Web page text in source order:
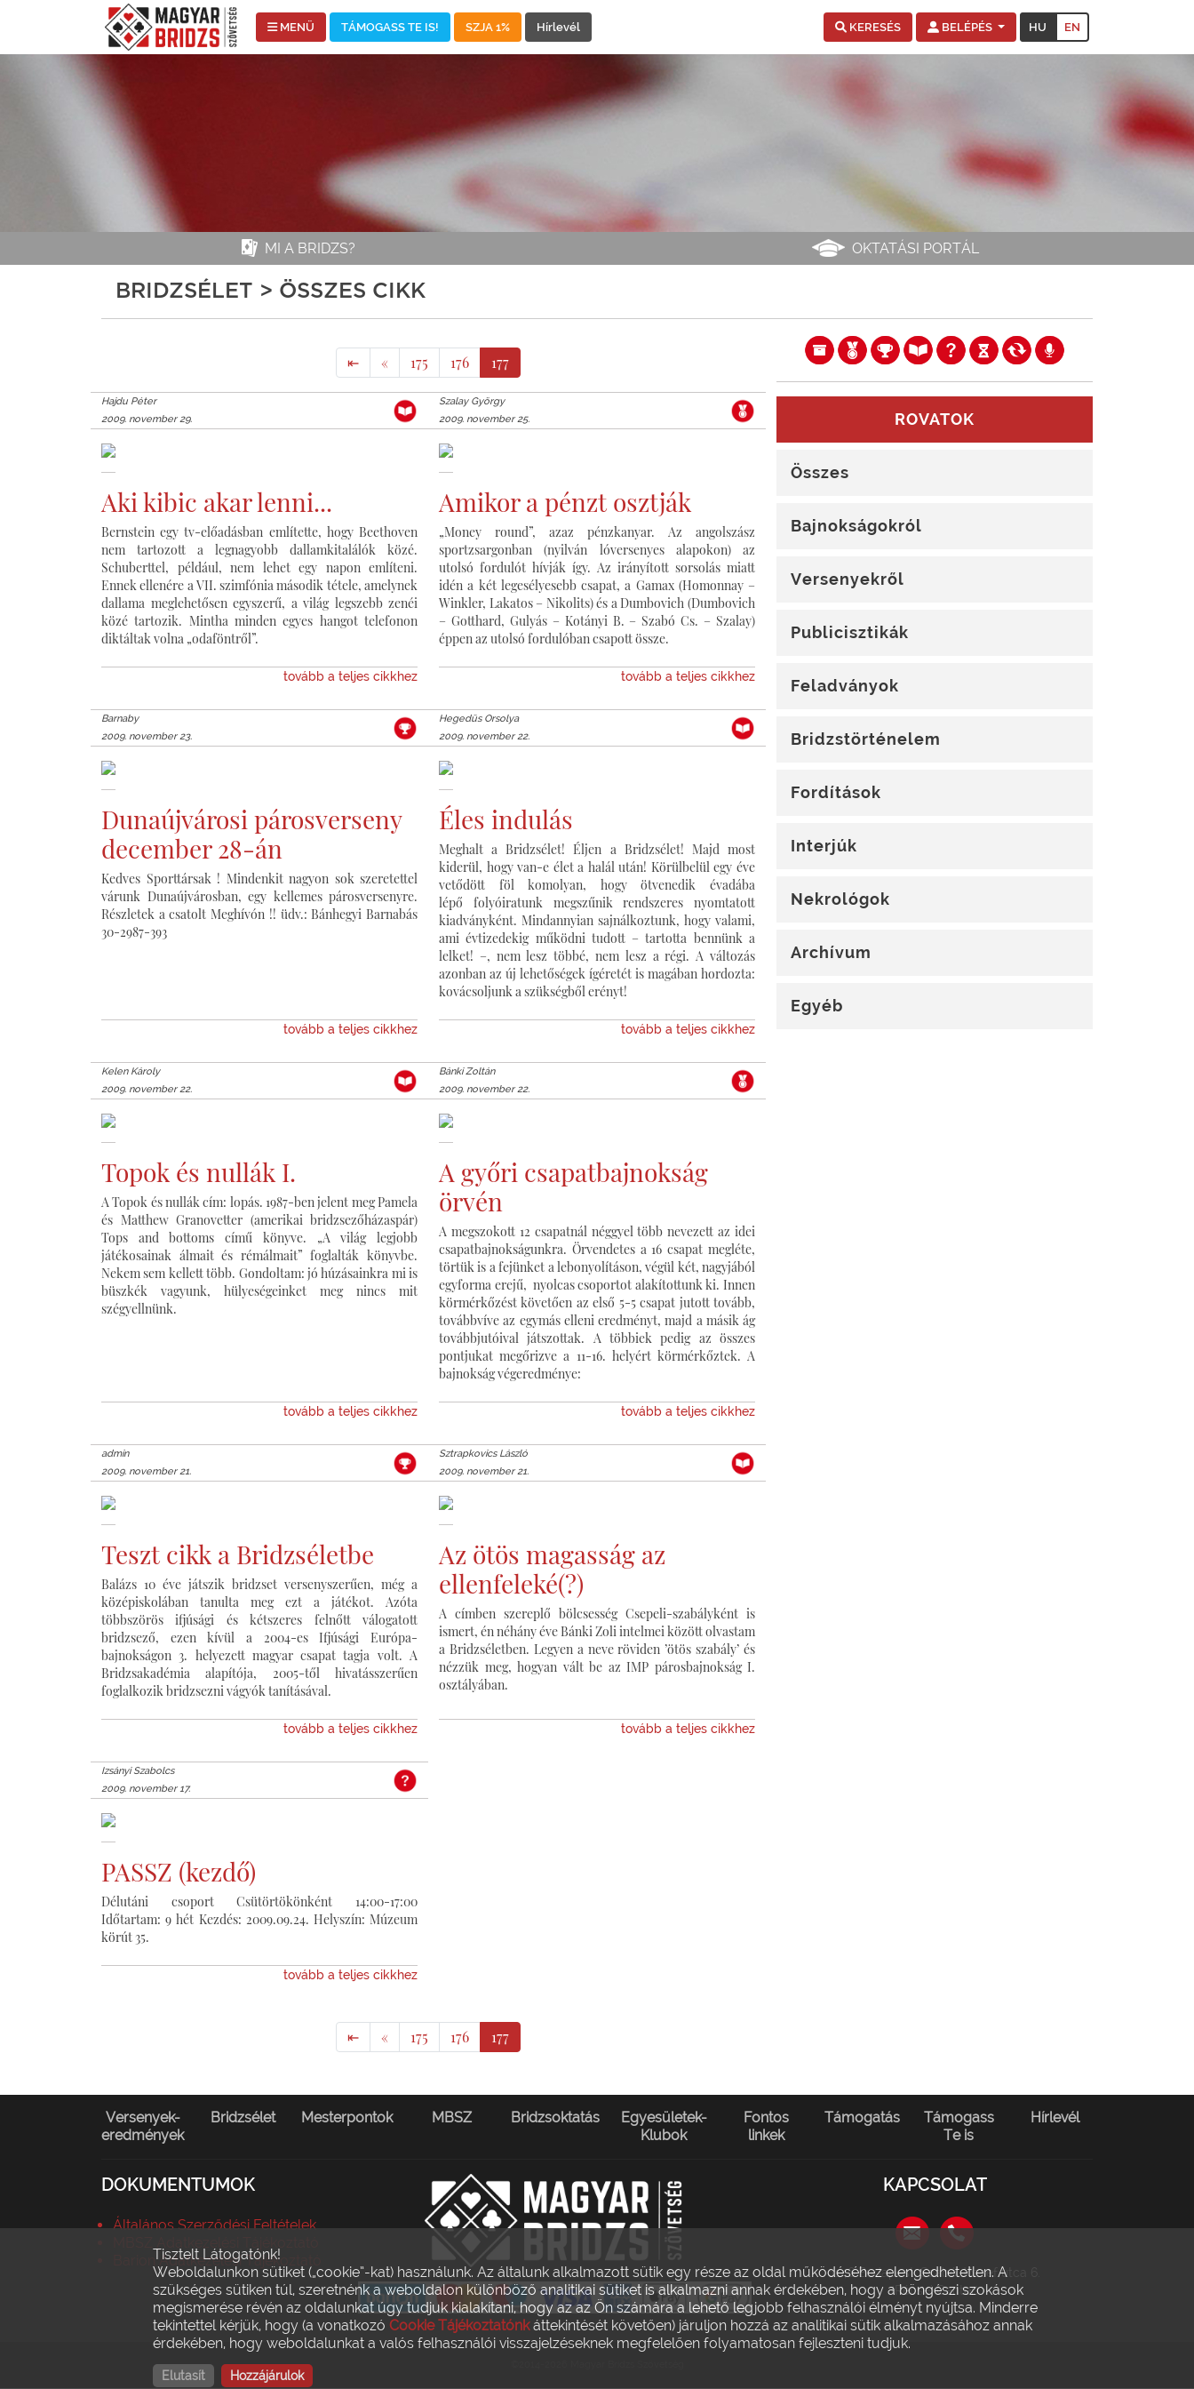
MENÜ TÁMOGASS TE IS! SZJA 1% Hírlevél KERESÉS BELÉPÉS HU EN
MI A BRIDZS? OKTATÁSI PORTÁL
BRIDZSÉLET > ÖSSZES CIKK
⇤ « 175 176 177
Hajdu Péter
2009. november 29.
Aki kibic akar lenni...
Bernstein egy tv-előadásban említette, hogy Beethoven
nem tartozott a legnagyobb dallamkitalálók közé.
Schuberttel, például, nem lehet egy napon említeni.
Ennek ellenére a VII. szimfónia második tétele, amelynek
dallama meglehetősen egyszerű, a világ legszebb zenéi
közé tartozik. Mintha minden egyes hangot telefonon
diktáltak volna „odaföntről”.
tovább a teljes cikkhez
Szalay György
2009. november 25.
Amikor a pénzt osztják
„Money round”, azaz pénzkanyar. Az angolszász
sportzsargonban (nyilván lóversenyes alapokon) az
utolsó fordulót hívják így. Az irányított sorsolás miatt
idén a két legesélyesebb csapat, a Gamax (Homonnay –
Winkler, Lakatos – Nikolits) és a Dumbovich (Dumbovich
– Gotthard, Gulyás – Kotányi B. – Szabó Cs. – Szalay)
éppen az utolsó fordulóban csapott össze.
tovább a teljes cikkhez
Barnaby
2009. november 23.
Dunaújvárosi párosverseny
december 28-án
Kedves Sporttársak ! Mindenkit nagyon sok szeretettel
várunk Dunaújvárosban, egy kellemes párosversenyre.
Részletek a csatolt Meghívón !! üdv.: Bánhegyi Barnabás
30-2987-393
tovább a teljes cikkhez
Hegedüs Orsolya
2009. november 22.
Éles indulás
Meghalt a Bridzsélet! Éljen a Bridzsélet! Majd most
kiderül, hogy van-e élet a halál után! Körülbelül egy éve
vetődött föl komolyan, hogy ötvenedik évadába
lépő folyóiratunk megszűnik rendszeres nyomtatott
kiadványként. Mindannyian sajnálkoztunk, hogy valami,
ami évtizedekig működni tudott – tartotta bennünk a
lelket! –, nem lesz többé, nem lesz a régi. A változás
azonban az új lehetőségek ígéretét is magában hordozta:
kovácsoljunk a szükségből erényt!
tovább a teljes cikkhez
Kelen Károly
2009. november 22.
Topok és nullák I.
A Topok és nullák cím: lopás. 1987-ben jelent meg Pamela
és Matthew Granovetter (amerikai bridzsezőházaspár)
Tops and bottoms című könyve. „A világ legjobb
játékosainak álmait és rémálmait” foglalták könyvbe.
Nekem sem kellett több. Gondoltam: jó húzásainkra mi is
büszkék vagyunk, hülyeségeinket meg nincs mit
szégyellnünk.
tovább a teljes cikkhez
Bánki Zoltán
2009. november 22.
A győri csapatbajnokság
örvén
A megszokott 12 csapatnál néggyel több nevezett az idei
csapatbajnokságunkra. Örvendetes a 16 csapat megléte,
törtük is a fejünket a lebonyolításon, végül két, nagyjából
egyforma erejű, nyolcas csoportot alakítottunk ki. Innen
körmérkőzést követően az első 5-5 csapat jutott tovább,
továbbvíve az egymás elleni eredményt, majd a másik ág
továbbjutóival játszottak. A többiek pedig az összes
pontjukat megőrizve a 11-16. helyért körmérkőztek. A
bajnokság végeredménye:
tovább a teljes cikkhez
admin
2009. november 21.
Teszt cikk a Bridzséletbe
Balázs 10 éve játszik bridzset versenyszerűen, még a
középiskolában tanulta meg ezt a játékot. Azóta
többszörös ifjúsági és kétszeres felnőtt válogatott
bridzsező, ezen kívül a 2004-es Ifjúsági Európa-
bajnokságon 3. helyezett magyar csapat tagja volt. A
Bridzsakadémia alapítója, 2005-től hivatásszerűen
foglalkozik bridzsezni vágyók tanításával.
tovább a teljes cikkhez
Sztrapkovics László
2009. november 21.
Az ötös magasság az
ellenfeleké(?)
A címben szereplő bölcsesség Csepeli-szabályként is
ismert, én néhány éve Bánki Zoli intelmei között olvastam
a Bridzséletben. Legyen a neve röviden ’ötös szabály’ és
nézzük meg, hogyan vált be az IMP párosbajnokság I.
osztályában.
tovább a teljes cikkhez
Izsányi Szabolcs
2009. november 17.
PASSZ (kezdő)
Délutáni csoport Csütörtökönként 14:00-17:00
Időtartam: 9 hét Kezdés: 2009.09.24. Helyszín: Múzeum
körút 35.
tovább a teljes cikkhez
⇤ « 175 176 177
ROVATOK
Összes
Bajnokságokról
Versenyekről
Publicisztikák
Feladványok
Bridzstörténelem
Fordítások
Interjúk
Nekrológok
Archívum
Egyéb
Versenyek-
eredmények
Bridzsélet Mesterpontok MBSZ Bridzsoktatás
Egyesületek-
Klubok
Fontos
linkek
Támogatás
Támogass
Te is
Hírlevél
DOKUMENTUMOK
Általános Szerződési Feltételek
Barion Adatkezelési Tájékoztató
KAPCSOLAT
1146 Budapest, Szabó József utca 6.
(Récsei Center)
Tisztelt Látogatónk!
Weboldalunkon sütiket („cookie”-kat) használunk. Az általunk alkalmazott sütik egy része az oldal működéséhez elengedhetetlen. A
szükséges sütiken túl, szeretnénk a weboldalon különböző analitikai sütiket is alkalmazni annak érdekében, hogy a böngészi szokások
megismerése révén az oldalunkat úgy tudjuk kialakítani, hogy az az Ön számára a lehető legjobb felhasználói élményt nyújtsa. Minderre
tekintettel kérjük, hogy (a vonatkozó Cookie Tájékoztatónkáttekintését követően) járuljon hozzá az analitikai sütik alkalmazásához annak
érdekében, hogy weboldalunkat a valós felhasználói visszajelzéseknek megfelelően folyamatosan fejleszteni tudjuk.
Elutasít Hozzájárulok